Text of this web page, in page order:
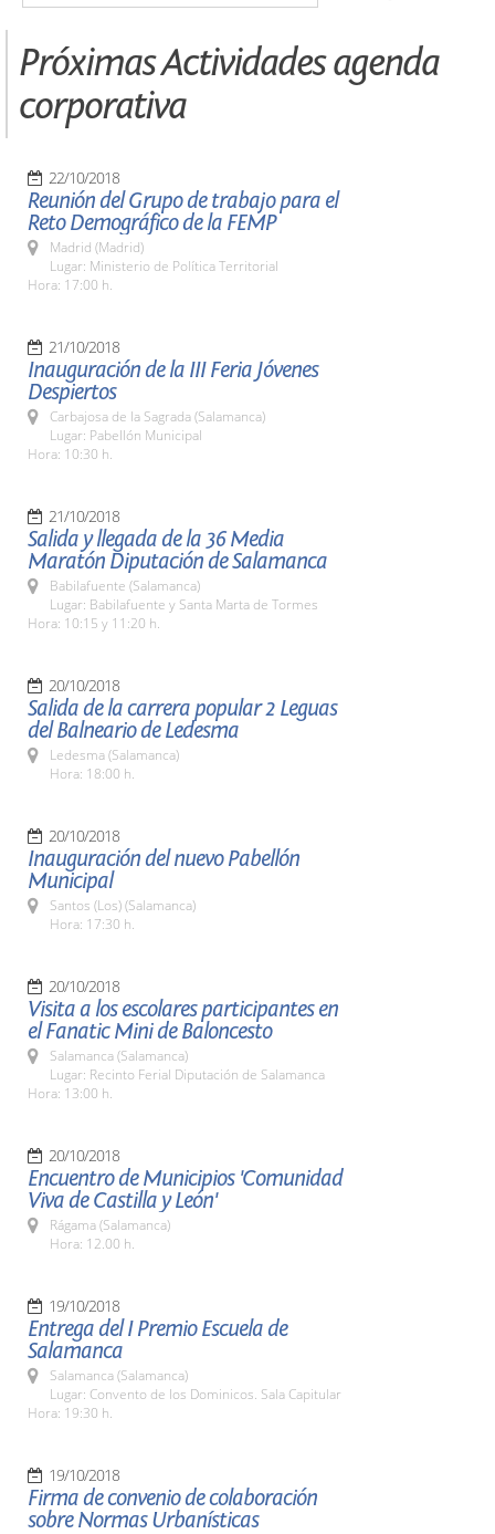
Próximas Actividades agenda
corporativa
22/10/2018
Reunión del Grupo de trabajo para el
Reto Demográfico de la FEMP
Madrid (Madrid)
Lugar: Ministerio de Política Territorial
Hora: 17:00 h.
21/10/2018
Inauguración de la III Feria Jóvenes
Despiertos
Carbajosa de la Sagrada (Salamanca)
Lugar: Pabellón Municipal
Hora: 10:30 h.
21/10/2018
Salida y llegada de la 36 Media
Maratón Diputación de Salamanca
Babilafuente (Salamanca)
Lugar: Babilafuente y Santa Marta de Tormes
Hora: 10:15 y 11:20 h.
20/10/2018
Salida de la carrera popular 2 Leguas
del Balneario de Ledesma
Ledesma (Salamanca)
Hora: 18:00 h.
20/10/2018
Inauguración del nuevo Pabellón
Municipal
Santos (Los) (Salamanca)
Hora: 17:30 h.
20/10/2018
Visita a los escolares participantes en
el Fanatic Mini de Baloncesto
Salamanca (Salamanca)
Lugar: Recinto Ferial Diputación de Salamanca
Hora: 13:00 h.
20/10/2018
Encuentro de Municipios 'Comunidad
Viva de Castilla y León'
Rágama (Salamanca)
Hora: 12.00 h.
19/10/2018
Entrega del I Premio Escuela de
Salamanca
Salamanca (Salamanca)
Lugar: Convento de los Dominicos. Sala Capitular
Hora: 19:30 h.
19/10/2018
Firma de convenio de colaboración
sobre Normas Urbanísticas